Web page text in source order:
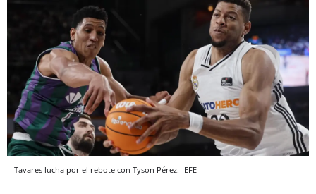
Tavares lucha por el rebote con Tyson Pérez. EFE